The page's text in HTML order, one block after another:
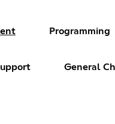
Programming
General